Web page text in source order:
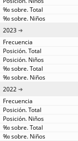
2023
2022